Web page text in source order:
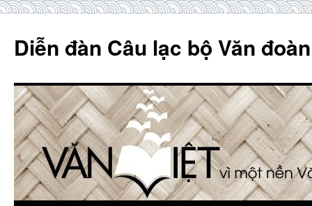
content
Diễn đàn Câu lạc bộ Văn